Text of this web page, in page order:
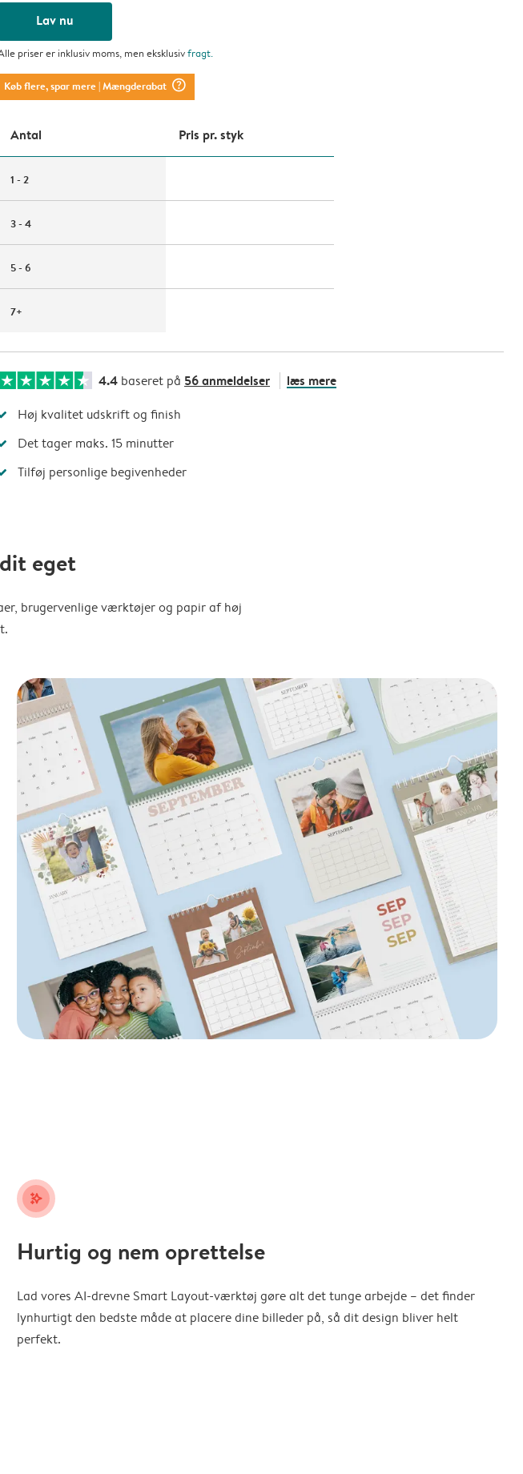
Lav nu
priser er inklusiv moms, men eksklusivfragt.
Køb flere, spar mere| Mængderabat question_mark_circle
Antal Pris pr. styk
1 - 2
3 - 4
5 - 6
7+
4.4 baseret på 56 anmeldelser læs mere
Høj kvalitet udskrift og finish
Det tager maks. 15 minutter
Tilføj personlige begivenheder
eget
brugervenlige værktøjer og papir af høj
stars_plus
Hurtig og nem oprettelse
Lad vores AI-drevne Smart Layout-værktøj gøre alt det tunge arbejde – det finder
lynhurtigt den bedste måde at placere dine billeder på, så dit design bliver helt
perfekt.